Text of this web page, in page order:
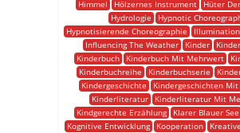
Himmel
Hölzernes Instrument
Hüter
Hydrologie
Hypnotic
Hypnotisierende Choreographie
Illumination
Influencing The Weather
Kinder
Kinderbuch
Kinderbuch Mit Mehrwert
Kinderbuchreihe
Kinderbuchserie
Kindergeschichte
Kindergeschichten
Kinderliteratur
Kinderliteratur Mit
Kindgerechte Erzählung
Klarer Blauer See
Kognitive Entwicklung
Kooperation